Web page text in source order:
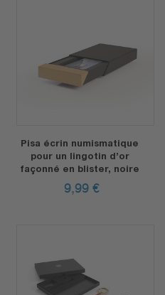
Pisa écrin numismatique
pour un lingotin d’or
façonné en blister, noire
9,99 €